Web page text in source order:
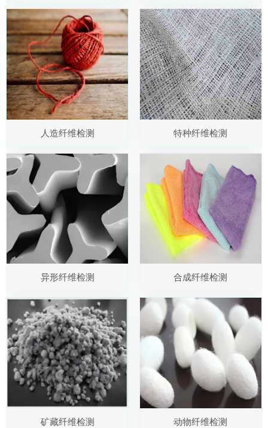
人造纤维检测 特种纤维检测
异形纤维检测 合成纤维检测
矿藏纤维检测 动物纤维检测